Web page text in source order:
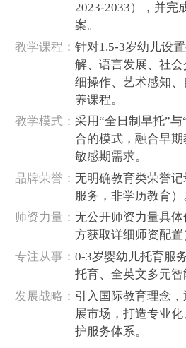
2023-2033），并完
案‌。
‌教学课程‌： 针对1.5-3岁幼儿设
解、语言发展、社
细操作、艺术感知
养课程‌。
‌教学模式‌： 采用“全日制早托”
合的模式，融合早
敏感期需求‌。
‌品牌荣誉‌： 无明确教育类荣誉
服务，非学历教育）
‌师资力量‌： 无公开师资力量具
方获取详细师资配置
‌专注从事‌： 0-3岁婴幼儿托育服
托育、全英文多元智
‌发展战略‌： 引入国际教育理念
展市场，打造专业
护服务体系‌。